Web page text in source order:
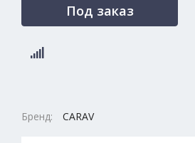
Под заказ
Бренд: CARAV